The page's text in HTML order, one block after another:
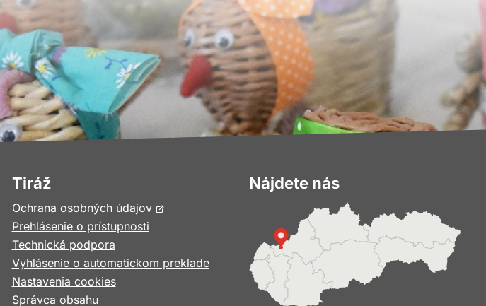
Tiráž
Ochrana osobných údajovOtvorí
novom
Prehlásenie o prístupnosti
Technická podpora
Vyhlásenie o automatickom preklade
Nastavenia cookies
Správca obsahu
Nájdete nás